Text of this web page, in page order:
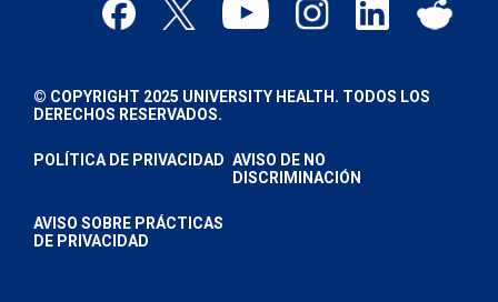
© COPYRIGHT 2025 UNIVERSITY HEALTH. TODOS LOS
DERECHOS RESERVADOS.
POLÍTICA DE PRIVACIDAD AVISO DE NO
DISCRIMINACIÓN
AVISO SOBRE PRÁCTICAS
DE PRIVACIDAD